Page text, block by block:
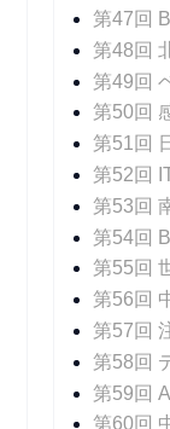
第47回
第49回
第50回
第51回
第52回
第53回
第54回
第58回